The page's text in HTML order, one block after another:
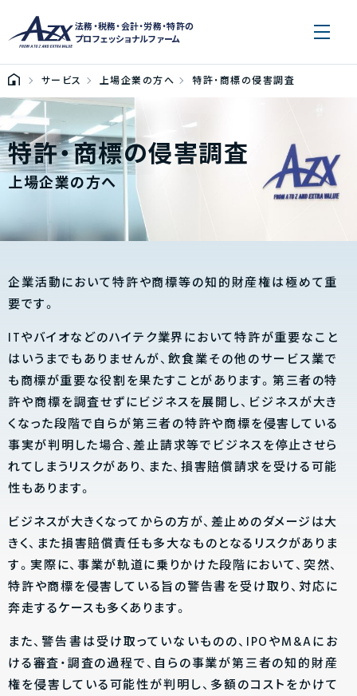
法務・税務・会計・労務・特許の
プロフェッショナルファーム
サービス 上場企業の方へ 特許・商標の侵害調査
特許・商標の侵害調査
上場企業の方へ
企業活動において特許や商標等の知的財産権は極めて重
要です。
ITやバイオなどのハイテク業界において特許が重要なこと
はいうまでもありませんが、飲食業その他のサービス業で
も商標が重要な役割を果たすことがあります。第三者の特
許や商標を調査せずにビジネスを展開し、ビジネスが大き
くなった段階で自らが第三者の特許や商標を侵害している
事実が判明した場合、差止請求等でビジネスを停止させら
れてしまうリスクがあり、また、損害賠償請求を受ける可能
性もあります。
ビジネスが大きくなってからの方が、差止めのダメージは大
きく、また損害賠償責任も多大なものとなるリスクがありま
す。実際に、事業が軌道に乗りかけた段階において、突然、
特許や商標を侵害している旨の警告書を受け取り、対応に
奔走するケースも多くあります。
また、警告書は受け取っていないものの、IPOやM&Aにお
ける審査・調査の過程で、自らの事業が第三者の知的財産
権を侵害している可能性が判明し、多額のコストをかけて